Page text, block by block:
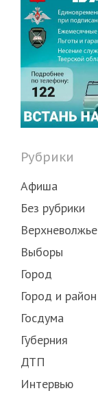
Рубрики
Афиша
Без рубрики
Верхневолжье
Выборы
Город
Город и район
Госдума
Губерния
ДТП
Интервью